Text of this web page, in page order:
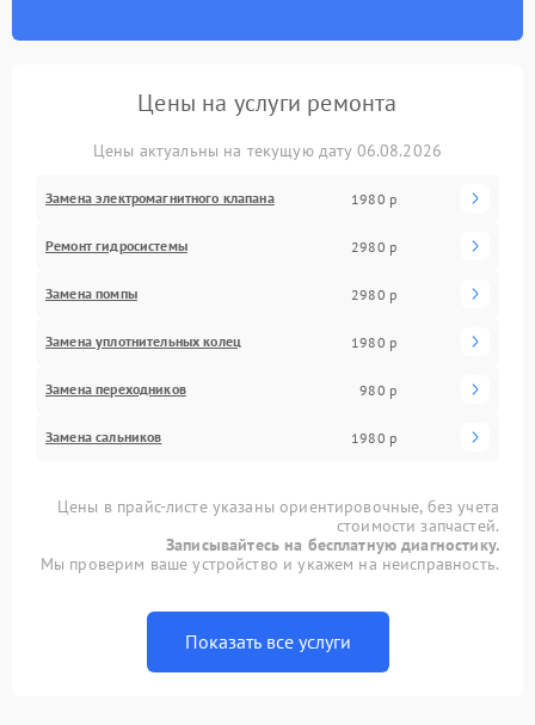
Цены на услуги ремонта
Цены актуальны на текущую дату 06.08.2026
Замена электромагнитного клапана 1980 р
Ремонт гидросистемы 2980 р
Замена помпы 2980 р
Замена уплотнительных колец 1980 р
Замена переходников 980 р
Замена сальников 1980 р
Цены в прайс-листе указаны ориентировочные, без учета
стоимости запчастей.
Записывайтесь на бесплатную диагностику.
Мы проверим ваше устройство и укажем на неисправность.
Показать все услуги